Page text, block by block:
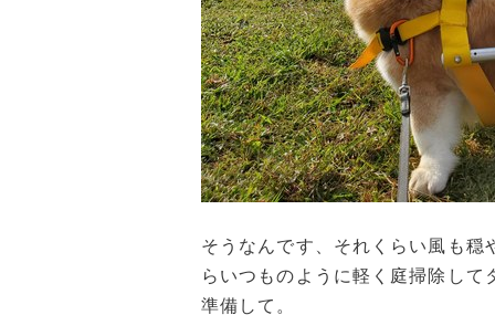
そうなんです、それくらい風も
らいつものように軽く庭掃除し
準備して。